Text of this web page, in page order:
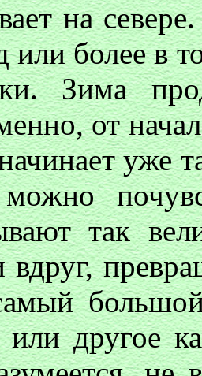
на
или более в
Зима
от
уже
так
вдруг,
или другое